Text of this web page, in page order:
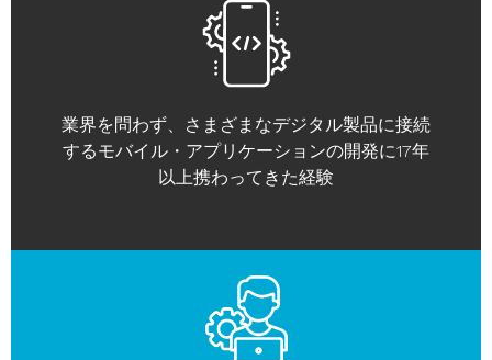
業界を問わず、さまざまなデジタル製品に接続
するモバイル・アプリケーションの開発に17年
以上携わってきた経験